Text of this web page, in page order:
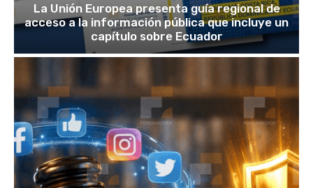
La Unión Europea presenta guía regional de
acceso a la información pública que incluye un
capítulo sobre Ecuador